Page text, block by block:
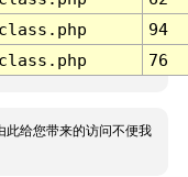
94
76
此给您带来的访问不便我